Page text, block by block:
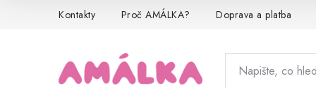
Kontakty Proč AMÁLKA? Doprava a platba